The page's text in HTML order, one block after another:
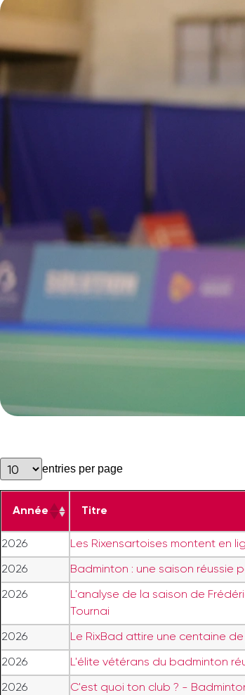
entries per page
Année Titre
2026 Les Rixensartoises montent en
2026 Badminton : une saison réussie
2026
L'analyse de la saison de
Tournai
2026 Le RixBad attire une centaine
2026 L'élite vétérans du badminton
2026 C'est quoi ton club ? -